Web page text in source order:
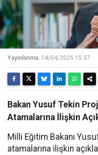
Yayınlanma: 14/04/2025 15:37
Bakan Yusuf Tekin
Atamalarına İlişkin
Milli Eğitim Bakanı
atamalarına ilişkin